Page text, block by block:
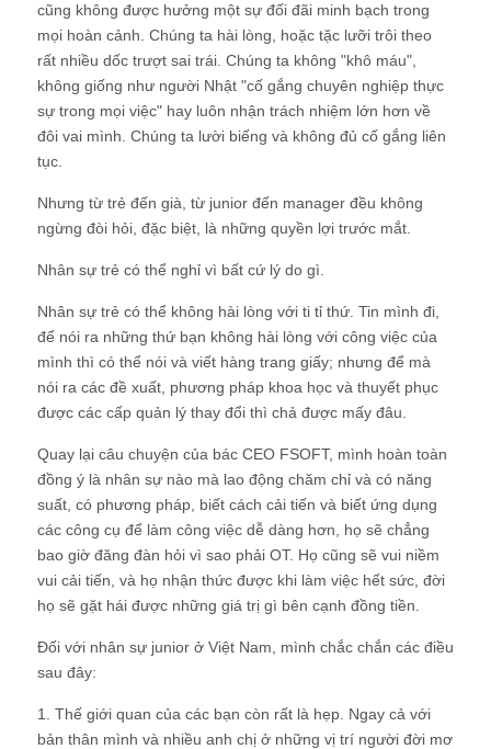
cũng không được hưởng một sự đối đãi minh bạch trong
mọi hoàn cảnh. Chúng ta hài lòng, hoặc tặc lưỡi trôi theo
rất nhiều dốc trượt sai trái. Chúng ta không "khô máu",
không giống như người Nhật "cố gắng chuyên nghiệp thực
sự trong mọi việc" hay luôn nhận trách nhiệm lớn hơn về
đôi vai mình. Chúng ta lười biếng và không đủ cố gắng liên
tục.
Nhưng từ trẻ đến già, từ junior đến manager đều không
ngừng đòi hỏi, đặc biệt, là những quyền lợi trước mắt.
Nhân sự trẻ có thể nghỉ vì bất cứ lý do gì.
Nhân sự trẻ có thể không hài lòng với ti tỉ thứ. Tin mình đi,
để nói ra những thứ bạn không hài lòng với công việc của
mình thì có thể nói và viết hàng trang giấy; nhưng để mà
nói ra các đề xuất, phương pháp khoa học và thuyết phục
được các cấp quản lý thay đổi thì chả được mấy đâu.
Quay lại câu chuyện của bác CEO FSOFT, mình hoàn toàn
đồng ý là nhân sự nào mà lao động chăm chỉ và có năng
suất, có phương pháp, biết cách cải tiến và biết ứng dụng
các công cụ để làm công việc dễ dàng hơn, họ sẽ chẳng
bao giờ đăng đàn hỏi vì sao phải OT. Họ cũng sẽ vui niềm
vui cải tiến, và họ nhận thức được khi làm việc hết sức, đời
họ sẽ gặt hái được những giá trị gì bên cạnh đồng tiền.
Đối với nhân sự junior ở Việt Nam, mình chắc chắn các điều
sau đây:
1. Thế giới quan của các bạn còn rất là hẹp. Ngay cả với
bản thân mình và nhiều anh chị ở những vị trí người đời mơ